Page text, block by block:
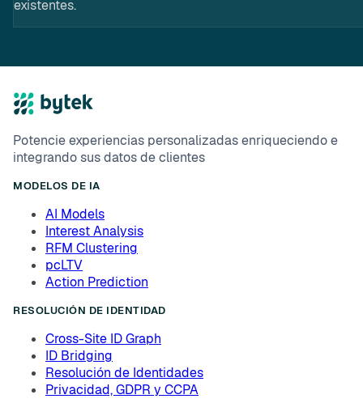
existentes.
Potencie experiencias personalizadas enriqueciendo e
integrando sus datos de clientes
MODELOS DE IA
AI Models
Interest Analysis
RFM Clustering
pcLTV
Action Prediction
RESOLUCIÓN DE IDENTIDAD
Cross-Site ID Graph
ID Bridging
Resolución de Identidades
Privacidad, GDPR y CCPA